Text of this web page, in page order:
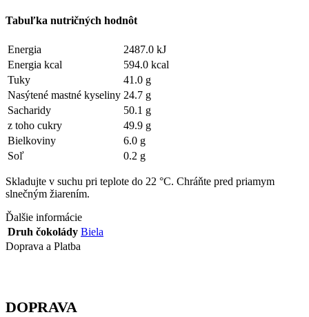
Tabuľka nutričných hodnôt
Energia
2487.0 kJ
Energia kcal
594.0 kcal
Tuky
41.0 g
Nasýtené mastné kyseliny 24.7 g
Sacharidy
50.1 g
z toho cukry
49.9 g
Bielkoviny
6.0 g
Soľ
0.2 g
Skladujte v suchu pri teplote do 22 °C. Chráňte pred priamym
slnečným žiarením.
Ďalšie informácie
Druh čokolády Biela
Doprava a Platba
DOPRAVA